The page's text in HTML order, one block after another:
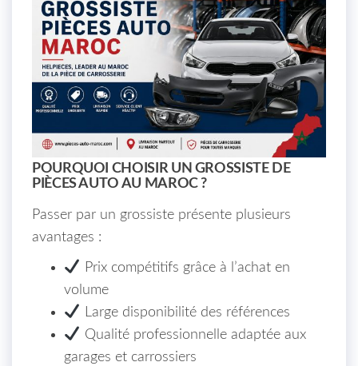
POURQUOI CHOISIR UN GROSSISTE DE
PIÈCES AUTO AU MAROC ?
Passer par un grossiste présente plusieurs
avantages :
Prix compétitifs grâce à l’achat en
volume
Large disponibilité des références
Qualité professionnelle adaptée aux
garages et carrossiers